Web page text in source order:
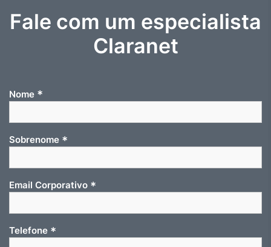
Fale com um especialista
Claranet
Nome *
Sobrenome *
Email Corporativo *
Telefone *